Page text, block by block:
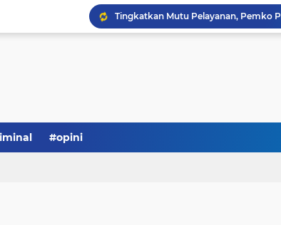
Serba-serbi: Tokoh Publik, Citra Publik
#opini